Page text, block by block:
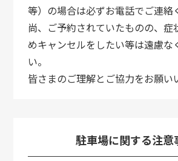
等）の場合は必ずお電話でご連絡
尚、ご予約されていたものの、症
めキャンセルをしたい等は遠慮な
い。
皆さまのご理解とご協力をお願い
駐車場に関する注意